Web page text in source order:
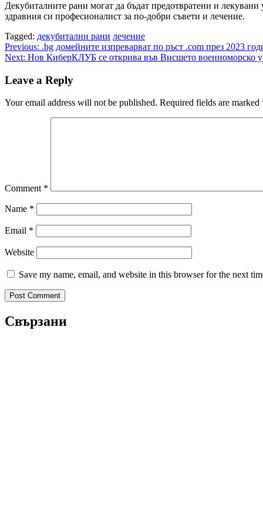
Декубиталните рани могат да бъдат предотвратени и
здравния си професионалист за по-добри съвети и лечение.
Tagged: декубитални рани лечение
Post
navigation
Previous: .bg домейните изпреварват по ръст .com през 2023
Next: Нов КиберКЛУБ се открива във Висшето военноморско
Leave a Reply
Your email address will not be published. Required fields are marked
Comment *
Name *
Email *
Website
Save my name, email, and website in this browser for the next
Свързани